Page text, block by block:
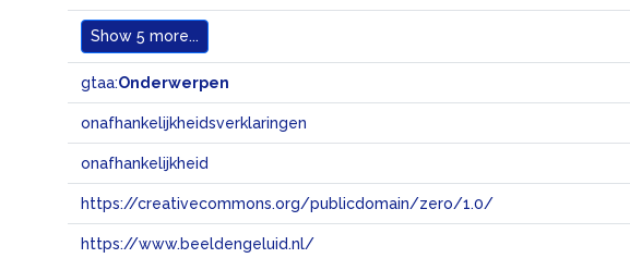
Show 5 more...
gtaa:Onderwerpen
onafhankelijkheidsverklaringen
onafhankelijkheid
https://creativecommons.org/publicdomain/zero/1.0/
https://www.beeldengeluid.nl/